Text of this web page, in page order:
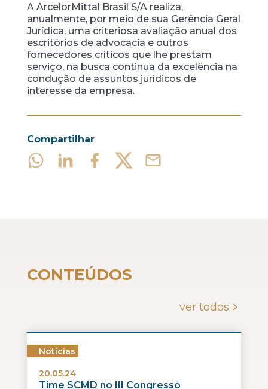
A ArcelorMittal Brasil S/A realiza,
anualmente, por meio de sua Gerência Geral
Jurídica, uma criteriosa avaliação anual dos
escritórios de advocacia e outros
fornecedores críticos que lhe prestam
serviço, na busca continua da excelência na
condução de assuntos jurídicos de
interesse da empresa.
Compartilhar
CONTEÚDOS
ver todos
Notícias
20.05.24
Time SCMD no III Congresso